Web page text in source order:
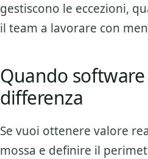
gestiscono le eccezioni,
il team a lavorare con
Quando
differenza
Se vuoi ottenere valore
mossa e definire il